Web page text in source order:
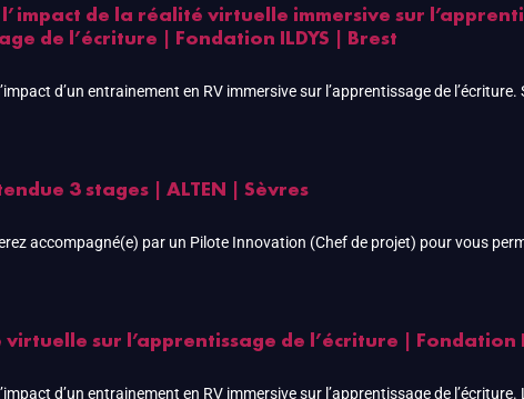
de la réalité virtuelle immersive sur
de l’écriture | Fondation ILDYS | Brest
d’un entrainement en RV immersive sur l’apprentissage de
3 stages | ALTEN | Sèvres
accompagné(e) par un Pilote Innovation (Chef de projet) pour vous
sur l’apprentissage de l’écriture | Fondation
d’un entrainement en RV immersive sur l’apprentissage de